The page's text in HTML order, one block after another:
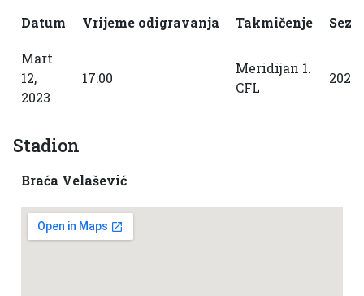
Datum Vrijeme odigravanja Takmičenje
Mart
12,
2023
17:00
Meridijan 1.
CFL
Stadion
Braća Velašević